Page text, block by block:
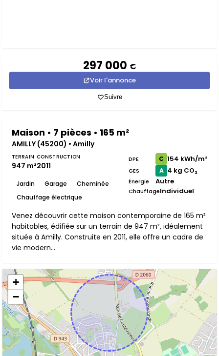
297 000 €
Voir l'annonce
Suivre
Maison • 7 pièces • 165 m²
AMILLY (45200) • Amilly
TERRAIN
947 m²
CONSTRUCTION
2011
Jardin Garage
Cheminée
Chauffage électrique
DPE C 154 kWh/m²
GES A 4 kg CO₂
Énergie Autre
ChauffageIndividuel
Venez découvrir cette maison contemporaine de 165 m²
habitables, édifiée sur un terrain de 947 m², idéalement
située à Amilly. Construite en 2011, elle offre un cadre de
vie modern...
+
−